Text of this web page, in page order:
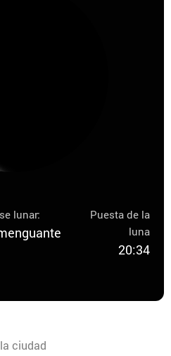
lunar:
Puesta de la
luna
20:34
ciudad